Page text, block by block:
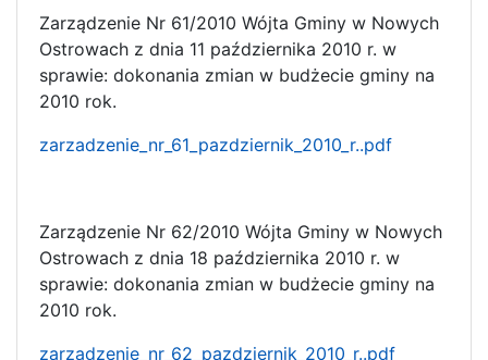
Zarządzenie Nr 61/2010 Wójta Gminy w Nowych
Ostrowach z dnia 11 października 2010 r. w
sprawie: dokonania zmian w budżecie gminy na
2010 rok.
zarzadzenie_nr_61_pazdziernik_2010_r..pdf
Zarządzenie Nr 62/2010 Wójta Gminy w Nowych
Ostrowach z dnia 18 października 2010 r. w
sprawie: dokonania zmian w budżecie gminy na
2010 rok.
zarzadzenie_nr_62_pazdziernik_2010_r..pdf